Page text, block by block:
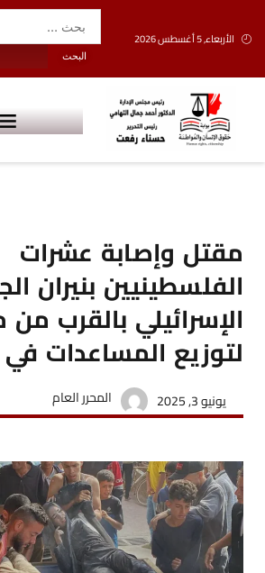
الأربعاء, 5 أغسطس 2026
مقتل وإصابة عشرات
الفلسطينيين بنيران
الإسرائيلي بالقرب من
لتوزيع المساعدات
يونيو 3, 2025 المحرر العام